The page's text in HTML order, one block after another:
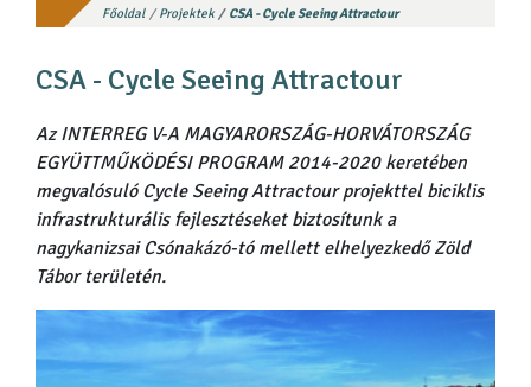
Főoldal Projektek CSA - Cycle Seeing Attractour
CSA - Cycle Seeing Attractour
Az INTERREG V-A MAGYARORSZÁG-HORVÁTORSZÁG
EGYÜTTMŰKÖDÉSI PROGRAM 2014-2020 keretében
megvalósuló Cycle Seeing Attractour projekttel biciklis
infrastrukturális fejlesztéseket biztosítunk a
nagykanizsai Csónakázó-tó mellett elhelyezkedő Zöld
Tábor területén.